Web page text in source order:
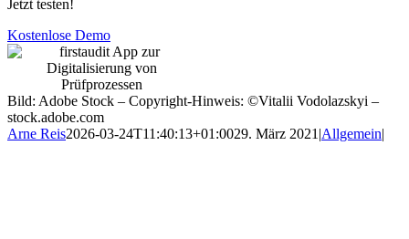
Jetzt testen!
Kostenlose Demo
Bild: Adobe Stock – Copyright-Hinweis: ©Vitalii Vodolazskyi –
stock.adobe.com
Arne Reis2026-03-24T11:40:13+01:0029. März 2021 |Allgemein|